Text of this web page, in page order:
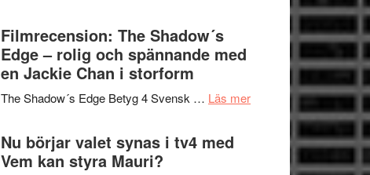
Roland
Pöntinen
Scensommar
Artipelag
Malmöfestivalen
Filmrecension: The Shadow´s
Edge – rolig och spännande med
en Jackie Chan i storform
The Shadow´s Edge Betyg 4 Svensk … Läs merom
Filmrecension:
Nu börjar valet synas i tv4 med
Vem kan styra Mauri?